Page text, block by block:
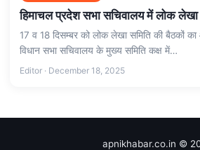
हिमाचल प्रदेश सभा सचिवालय में लोक
17 व 18 दिसम्बर को लोक लेखा समिति की बैठकों
विधान सभा सचिवालय के मुख्य समिति कक्ष में…
Editor · December 18, 2025
apnikhabar.co.in ©